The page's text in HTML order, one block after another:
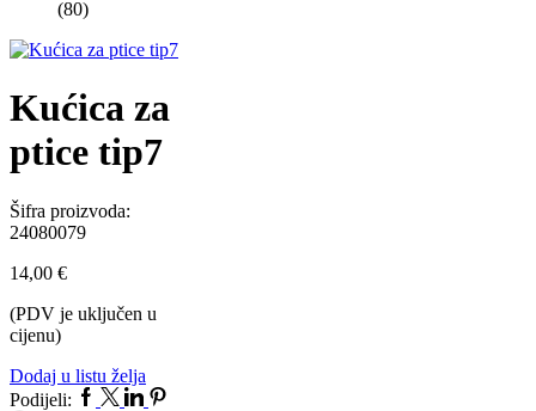
(80)
Kućica za
ptice tip7
Šifra proizvoda:
24080079
14,00 €
(PDV je uključen u
cijenu)
Dodaj u listu želja
Podijeli: Facebook
Twitter
Linkedin
Pinterest